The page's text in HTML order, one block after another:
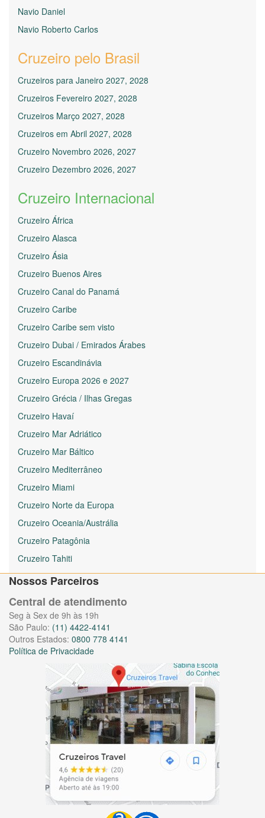
Navio Daniel
Navio Roberto Carlos
Cruzeiro pelo Brasil
Cruzeiros para Janeiro 2027, 2028
Cruzeiros Fevereiro 2027, 2028
Cruzeiros Março 2027, 2028
Cruzeiros em Abril 2027, 2028
Cruzeiro Novembro 2026, 2027
Cruzeiro Dezembro 2026, 2027
Cruzeiro Internacional
Cruzeiro África
Cruzeiro Alasca
Cruzeiro Ásia
Cruzeiro Buenos Aires
Cruzeiro Canal do Panamá
Cruzeiro Caribe
Cruzeiro Caribe sem visto
Cruzeiro Dubai / Emirados Árabes
Cruzeiro Escandinávia
Cruzeiro Europa 2026 e 2027
Cruzeiro Grécia / Ilhas Gregas
Cruzeiro Havaí
Cruzeiro Mar Adriático
Cruzeiro Mar Báltico
Cruzeiro Mediterrâneo
Cruzeiro Miami
Cruzeiro Norte da Europa
Cruzeiro Oceania/Austrália
Cruzeiro Patagônia
Cruzeiro Tahiti
Nossos Parceiros
Central de atendimento
Seg à Sex de 9h às 19h
São Paulo: (11) 4422-4141
Outros Estados: 0800 778 4141
Política de Privacidade